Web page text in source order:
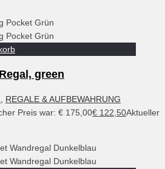
green
REGALE & AUFBEWAHRUNG
Preis war: € 175,00€ 122,50Aktueller